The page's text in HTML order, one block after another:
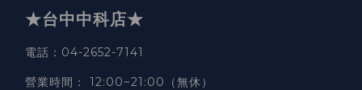
★台中中科店★
電話 ：04-2652-7141
營業時間 ： 12:00~21:00（無休）